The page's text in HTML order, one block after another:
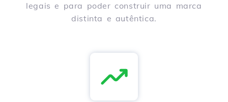
legais e para poder construir uma marca
distinta e autêntica.